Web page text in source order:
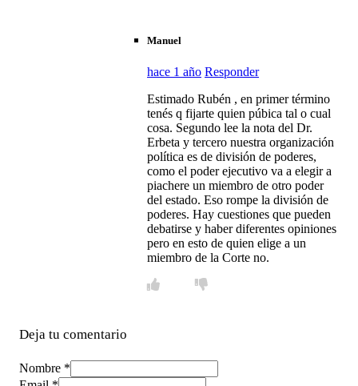
Manuel
hace 1 año Responder
Estimado Rubén , en primer término
tenés q fijarte quien púbica tal o cual
cosa. Segundo lee la nota del Dr.
Erbeta y tercero nuestra organización
política es de división de poderes,
como el poder ejecutivo va a elegir a
piachere un miembro de otro poder
del estado. Eso rompe la división de
poderes. Hay cuestiones que pueden
debatirse y haber diferentes opiniones
pero en esto de quien elige a un
miembro de la Corte no.
Deja tu comentario
Nombre *